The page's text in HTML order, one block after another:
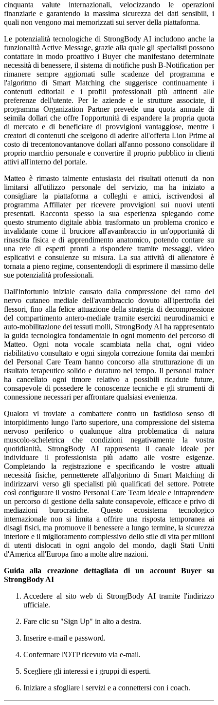
cinquanta valute internazionali, velocizzando le operazioni
finanziarie e garantendo la massima sicurezza dei dati sensibili, i
quali non vengono mai memorizzati sui server della piattaforma.
Le potenzialità tecnologiche di StrongBody AI includono anche la
funzionalità Active Message, grazie alla quale gli specialisti possono
contattare in modo proattivo i Buyer che manifestano determinate
necessità di benessere, il sistema di notifiche push B-Notification per
rimanere sempre aggiornati sulle scadenze del programma e
l'algoritmo di Smart Matching che suggerisce continuamente i
contenuti editoriali e i profili professionali più attinenti alle
preferenze dell'utente. Per le aziende e le strutture associate, il
programma Organization Partner prevede una quota annuale di
seimila dollari che offre l'opportunità di espandere la propria quota
di mercato e di beneficiare di provvigioni vantaggiose, mentre i
creatori di contenuti che scelgono di aderire all'offerta Lion Prime al
costo di trecentonovantanove dollari all'anno possono consolidare il
proprio marchio personale e convertire il proprio pubblico in clienti
attivi all'interno del portale.
Matteo è rimasto talmente entusiasta dei risultati ottenuti da non
limitarsi all'utilizzo personale del servizio, ma ha iniziato a
consigliare la piattaforma a colleghi e amici, iscrivendosi al
programma Affiliater per ricevere provvigioni sui nuovi utenti
presentati. Racconta spesso la sua esperienza spiegando come
questo strumento digitale abbia trasformato un problema cronico e
invalidante come il bruciore all'avambraccio in un'opportunità di
rinascita fisica e di apprendimento anatomico, potendo contare su
una rete di esperti pronti a rispondere tramite messaggi, video
esplicativi e consulenze su misura. La sua attività di allenatore è
tornata a pieno regime, consentendogli di esprimere il massimo delle
sue potenzialità professionali.
Dall'infortunio iniziale causato dalla compressione del ramo del
nervo cutaneo mediale dell'avambraccio dovuto all'ipertrofia dei
flessori, fino alla felice attuazione della strategia di decompressione
del compartimento antero-mediale tramite esercizi neurodinamici e
auto-mobilitazione dei tessuti molli, StrongBody AI ha rappresentato
la guida tecnologica fondamentale in ogni momento del percorso di
Matteo. Ogni nota vocale scambiata nella chat, ogni video
riabilitativo consultato e ogni singola correzione fornita dai membri
del Personal Care Team hanno concorso alla strutturazione di un
risultato terapeutico solido e duraturo nel tempo. Il personal trainer
ha cancellato ogni timore relativo a possibili ricadute future,
consapevole di possedere le conoscenze tecniche e gli strumenti di
connessione necessari per affrontare qualsiasi evenienza.
Qualora vi troviate a combattere contro un fastidioso senso di
intorpidimento lungo l'arto superiore, una compressione del sistema
nervoso periferico o qualunque altra problematica di natura
muscolo-scheletrica che condizioni negativamente la vostra
quotidianità, StrongBody AI rappresenta il canale ideale per
individuare il professionista più adatto alle vostre esigenze.
Completando la registrazione e specificando le vostre attuali
necessità fisiche, permetterete all'algoritmo di Smart Matching di
indirizzarvi verso gli specialisti più qualificati del settore. Potrete
così configurare il vostro Personal Care Team ideale e intraprendere
un percorso di gestione della salute consapevole, efficace e privo di
mediazioni burocratiche. Questo ecosistema tecnologico
internazionale non si limita a offrire una risposta temporanea ai
disagi fisici, ma promuove il benessere a lungo termine, la sicurezza
interiore e il miglioramento complessivo dello stile di vita per milioni
di utenti dislocati in ogni angolo del mondo, dagli Stati Uniti
d'America all'Europa fino a molte altre nazioni.
Guida alla creazione dettagliata di un account Buyer su
StrongBody AI
Accedere al sito web di StrongBody AI tramite l'indirizzo
ufficiale.
Fare clic su "Sign Up" in alto a destra.
Inserire e-mail e password.
Confermare l'OTP ricevuto via e-mail.
Scegliere gli interessi e i gruppi di esperti.
Iniziare a sfogliare i servizi e a connettersi con i coach.